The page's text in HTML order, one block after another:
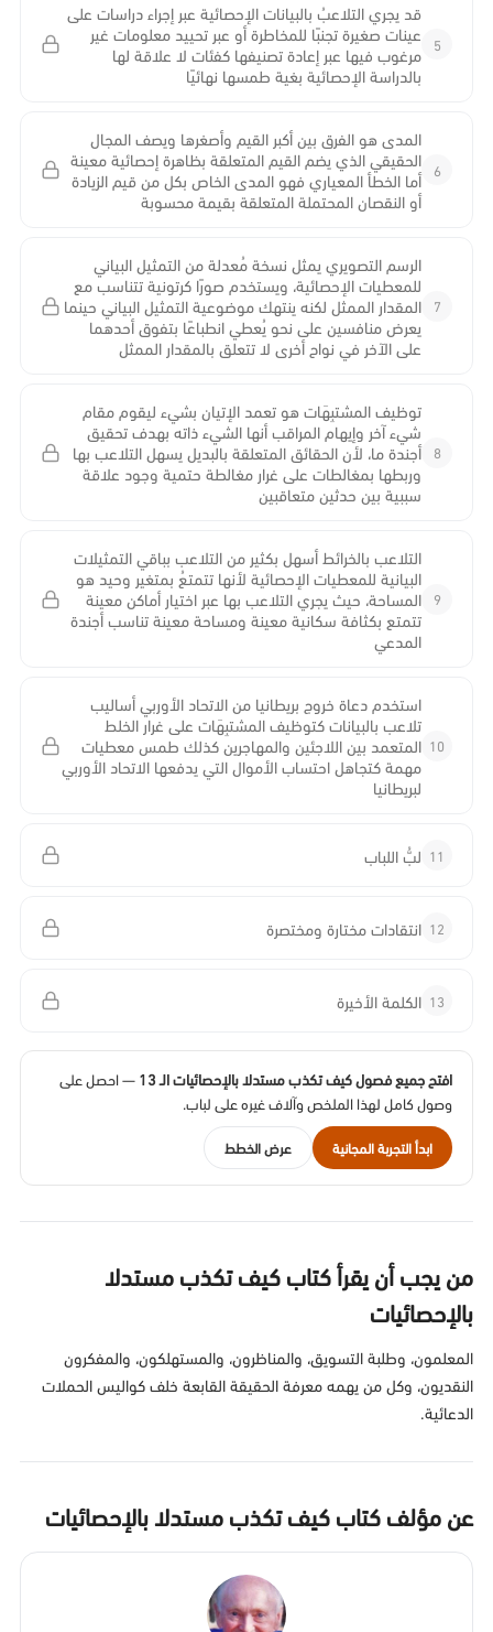
5
قد يجري التلاعبُ بالبيانات الإحصائية عبر إجراء دراسات على
عينات صغيرة تجنبًا للمخاطرة أو عبر تحييد معلومات غير
مرغوب فيها عبر إعادة تصنيفها كفئات لا علاقة لها
بالدراسة الإحصائية بغية طمسها نهائيًا
6
المدى هو الفرق بين أكبر القيم وأصغرها ويصف المجال
الحقيقي الذي يضم القيم المتعلقة بظاهرة إحصائية معينة
أما الخطأ المعياري فهو المدى الخاص بكل من قيم الزيادة
أو النقصان المحتملة المتعلقة بقيمة محسوبة
7
الرسم التصويري يمثل نسخة مُعدلة من التمثيل البياني
للمعطيات الإحصائية، ويستخدم صورًا كرتونية تتناسب مع
المقدار الممثل لكنه ينتهك موضوعية التمثيل البياني حينما
يعرض منافسين على نحو يُعطي انطباعًا بتفوق أحدهما
على الآخر في نواح أخرى لا تتعلق بالمقدار الممثل
8
توظيف المشتبِهَات هو تعمد الإتيان بشيء ليقوم مقام
شيء آخر وإيهام المراقب أنها الشيء ذاته بهدف تحقيق
أجندة ما، لأن الحقائق المتعلقة بالبديل يسهل التلاعب بها
وربطها بمغالطات على غرار مغالطة حتمية وجود علاقة
سببية بين حدثين متعاقبين
9
التلاعب بالخرائط أسهل بكثير من التلاعب بباقي التمثيلات
البيانية للمعطيات الإحصائية لأنها تتمتعُ بمتغير وحيد هو
المساحة، حيث يجري التلاعب بها عبر اختيار أماكن معينة
تتمتع بكثافة سكانية معينة ومساحة معينة تناسب أجندة
المدعي
10
استخدم دعاة خروج بريطانيا من الاتحاد الأوربي أساليب
تلاعب بالبيانات كتوظيف المشتبِهَات على غرار الخلط
المتعمد بين اللاجئين والمهاجرين كذلك طمس معطيات
مهمة كتجاهل احتساب الأموال التي يدفعها الاتحاد الأوربي
لبريطانيا
11 لبُّ اللباب
12 انتقادات مختارة ومختصرة
13 الكلمة الأخيرة
افتح جميع فصول كيف تكذب مستدلا بالإحصائيات الـ 13
— احصل على
وصول كامل لهذا الملخص وآلاف غيره على لباب.
ابدأ التجربة المجانية عرض الخطط
من يجب أن يقرأ كتاب كيف تكذب مستدلا
بالإحصائيات
المعلمون، وطلبة التسويق، والمناظرون، والمستهلكون، والمفكرون
النقديون، وكل من يهمه معرفة الحقيقة القابعة خلف كواليس الحملات
الدعائية.
عن مؤلف كتاب كيف تكذب مستدلا بالإحصائيات